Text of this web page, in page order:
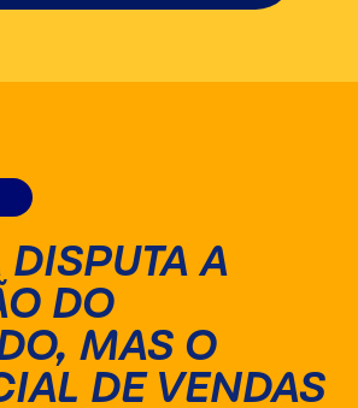
A
DO
MAS O
DE VENDAS